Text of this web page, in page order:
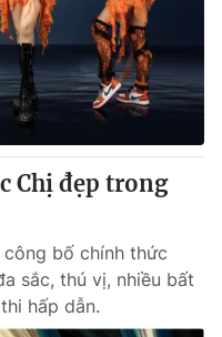
lòng Việt
mình bằng AI
Chị đẹp trong
bố chính thức
sắc, thú vị, nhiều bất
hấp dẫn.